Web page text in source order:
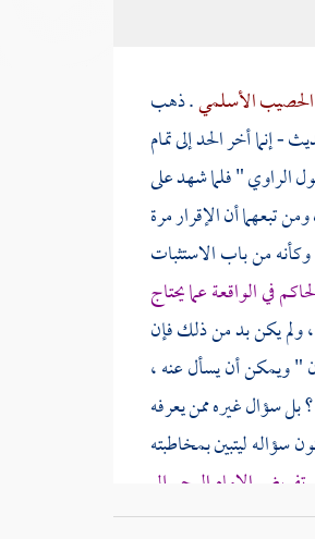
الأسلمي. ذهب
إنما أخر الحد إلى تمام
الراوي " فلما شهد على
ومن تبعهما أن الإقرار مرة
وكأنه من باب الاستثبات
في الواقعة عما يحتاج
ولم يكن بد من ذلك فإن
" ويمكن أن يسأل عنه ،
بل سؤال غيره ممن يعرفه
ليتبين بمخاطبته
تفويض الإمام الرجم إلى